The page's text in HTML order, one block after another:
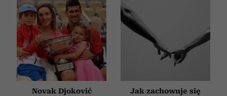
Novak Djoković
Jak zachowuje się